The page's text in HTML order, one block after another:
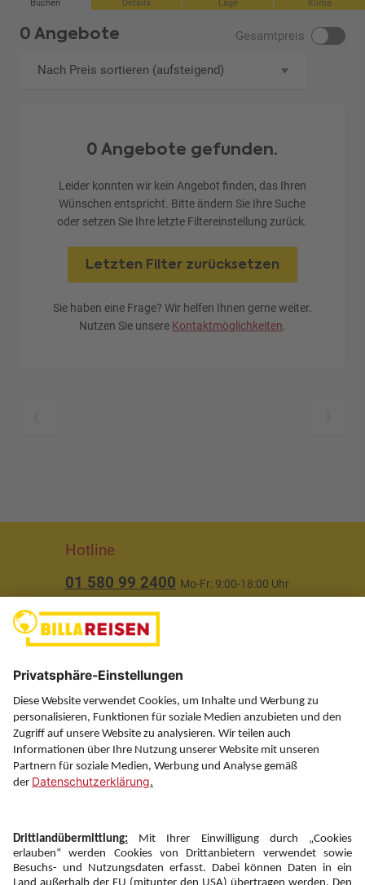
Buchen Details Lage Klima
0 Angebote Gesamtpreis
Nach Preis sortieren (aufsteigend)
0 Angebote gefunden.
Leider konnten wir kein Angebot finden, das Ihren
Wünschen entspricht. Bitte ändern Sie Ihre Suche
oder setzen Sie Ihre letzte Filtereinstellung zurück.
Letzten Filter zurücksetzen
Sie haben eine Frage? Wir helfen Ihnen gerne weiter.
Nutzen Sie unsere Kontaktmöglichkeiten.
Hotline
01 580 99 2400 Mo-Fr: 9:00-18:00 Uhr
Über uns
Service
Information
Folgen Sie uns auf
Newsletter: